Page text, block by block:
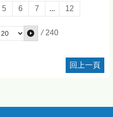
5 6 7 ... 12
/ 240
回上一頁